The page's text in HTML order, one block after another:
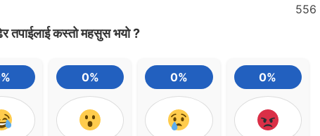
556
तपाईलाई कस्तो महसुस भयो ?
0% 0% 0%